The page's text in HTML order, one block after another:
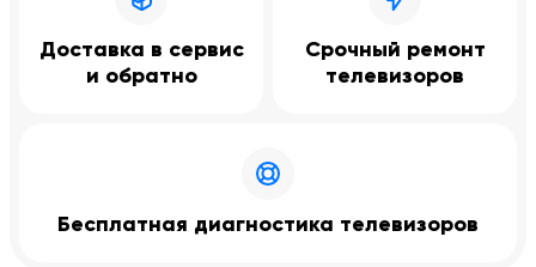
Доставка в сервис
и обратно
Срочный ремонт
телевизоров
Бесплатная диагностика телевизоров